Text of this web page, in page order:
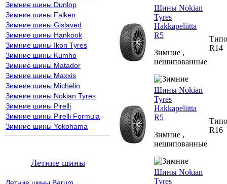
Зимние шины Dunlop
Зимние шины Falken
Зимние шины Gislaved
Зимние шины Hankook
Зимние шины Ikon Tyres
Зимние шины Kumho
Зимние шины Matador
Зимние шины Maxxis
Зимние шины Michelin
Зимние шины Nokian Tyres
Зимние шины Pirelli
Зимние шины Pirelli Formula
Зимние шины Yokohama
Летние шины
Шины Nokian
Tyres
Hakkapeliitta
R5
Зимние ,
нешипованные
R14
Шины Nokian
Tyres
Hakkapeliitta
R5
Зимние ,
нешипованные
R16
Шины Nokian
Tyres